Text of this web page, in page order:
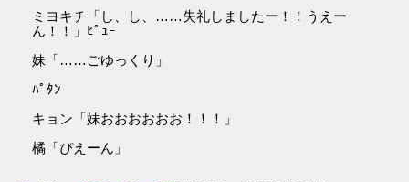
ミヨキチ「し、し、……失礼しましたー！！うえー
ん！！」ﾋﾟｭｰ
妹「……ごゆっくり」
ﾊﾟﾀﾝ
キョン「妹おおおおおお！！！」
橘「ぴえーん」